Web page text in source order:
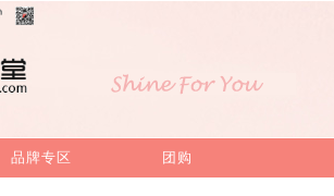
品牌专区 团购